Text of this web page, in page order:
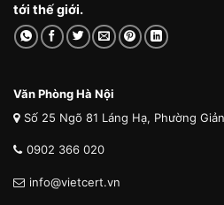
tới thế giới.
Văn Phòng Hà Nội
Số 25 Ngõ 81 Láng Hạ, Phường
0902 366 020
info@vietcert.vn